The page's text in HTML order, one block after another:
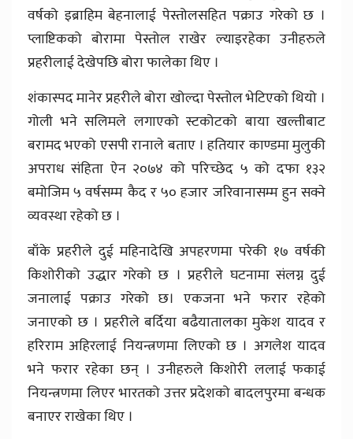
वर्षको इब्राहिम बेहनालाई पेस्तोलसहित पक्राउ गरेको छ ।
प्लाष्टिकको बोरामा पेस्तोल राखेर ल्याइरहेका उनीहरुले
प्रहरीलाई देखेपछि बोरा फालेका थिए ।
शंकास्पद मानेर प्रहरीले बोरा खोल्दा पेस्तोल भेटिएको थियो ।
गोली भने सलिमले लगाएको स्टकोटको बाया खल्तीबाट
बरामद भएको एसपी रानाले बताए । हतियार काण्डमा मुलुकी
अपराध संहिता ऐन २०७४ को परिच्छेद ५ को दफा १३२
बमोजिम ५ वर्षसम्म कैद र ५० हजार जरिवानासम्म हुन सक्ने
व्यवस्था रहेको छ ।
बाँके प्रहरीले दुई महिनादेखि अपहरणमा परेकी १७ वर्षकी
किशोरीको उद्धार गरेको छ । प्रहरीले घटनामा संलग्न दुई
जनालाई पक्राउ गरेको छ। एकजना भने फरार रहेको
जनाएको छ । प्रहरीले बर्दिया बढैयातालका मुकेश यादव र
हरिराम अहिरलाई नियन्त्रणमा लिएको छ । अगलेश यादव
भने फरार रहेका छन् । उनीहरुले किशोरी ललाई फकाई
नियन्त्रणमा लिएर भारतको उत्तर प्रदेशको बादलपुरमा बन्धक
बनाएर राखेका थिए ।